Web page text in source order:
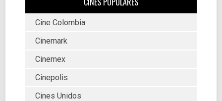
Cine Colombia
Cinemark
Cinemex
Cinepolis
Cines Unidos